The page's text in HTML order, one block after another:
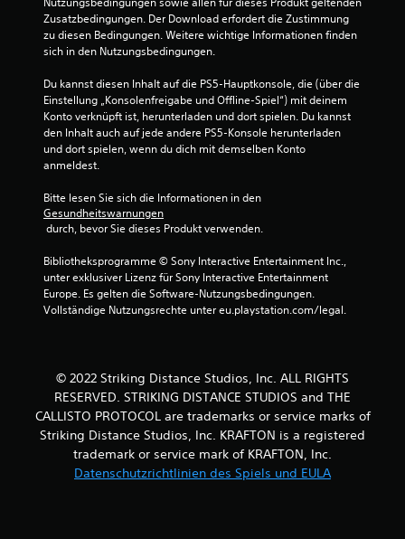
n
Zusatzbedingungen. Der Download erfordert die Zustimmung
zu diesen Bedingungen. Weitere wichtige Informationen finden
sich in den Nutzungsbedingungen.
Du kannst diesen Inhalt auf die PS5-Hauptkonsole, die (über die
Einstellung „Konsolenfreigabe und Offline-Spiel“) mit deinem
Konto verknüpft ist, herunterladen und dort spielen. Du kannst
den Inhalt auch auf jede andere PS5-Konsole herunterladen
und dort spielen, wenn du dich mit demselben Konto
anmeldest.
Bitte lesen Sie sich die Informationen in den
Gesundheitswarnungen
durch, bevor Sie dieses Produkt verwenden.
Bibliotheksprogramme © Sony Interactive Entertainment Inc.,
unter exklusiver Lizenz für Sony Interactive Entertainment
Europe. Es gelten die Software-Nutzungsbedingungen.
Vollständige Nutzungsrechte unter eu.playstation.com/legal.
© 2022 Striking Distance Studios, Inc. ALL RIGHTS
RESERVED. STRIKING DISTANCE STUDIOS and THE
CALLISTO PROTOCOL are trademarks or service marks of
Striking Distance Studios, Inc. KRAFTON is a registered
trademark or service mark of KRAFTON, Inc.
Datenschutzrichtlinien des Spiels und EULA